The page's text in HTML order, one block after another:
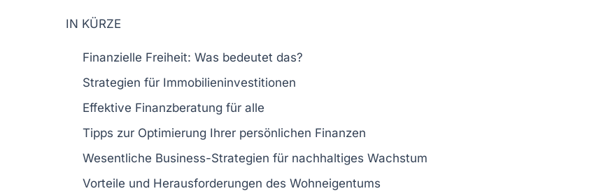
IN KÜRZE
Finanzielle Freiheit: Was bedeutet das?
Strategien für Immobilieninvestitionen
Effektive Finanzberatung für alle
Tipps zur Optimierung Ihrer persönlichen Finanzen
Wesentliche Business-Strategien für nachhaltiges Wachstum
Vorteile und Herausforderungen des Wohneigentums